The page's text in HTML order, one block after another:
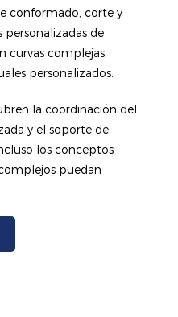
conformado, corte y
personalizadas de
curvas complejas,
personalizados.
la coordinación del
y el soporte de
los conceptos
puedan